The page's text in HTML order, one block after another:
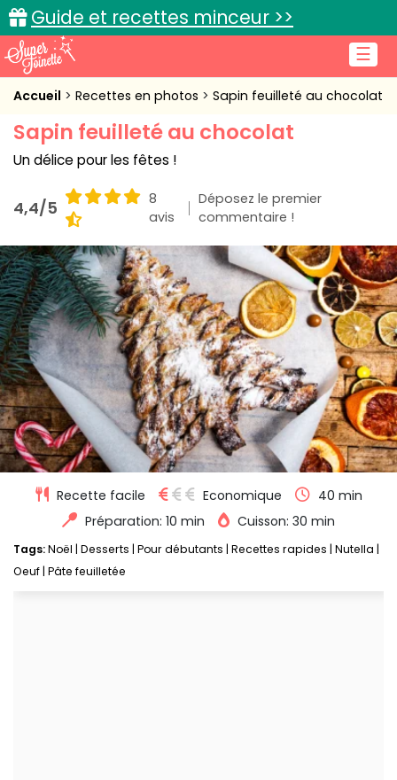
☰
Guide et recettes minceur >>
Accueil
Recettes de cuisine
Cuisine pratique
L'actu cuisine
Connexion
Accueil Recettes en photos Sapin feuilleté au chocolat
Sapin feuilleté au chocolat
Un délice pour les fêtes !
4,4/5
8
avis
Déposez le premier
commentaire !
Recette facile Economique
40 min
Préparation: 10 min
Cuisson: 30 min
Tags:Noël Desserts Pour débutants Recettes rapides Nutella
Oeuf Pâte feuilletée